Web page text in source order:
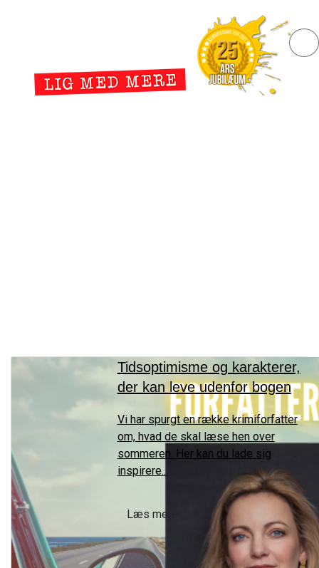
Tidsoptimisme og karakterer,
der kan leve udenfor bogen
Vi har spurgt en række krimiforfatter
om, hvad de skal læse hen over
sommeren. Her kan du lade sig
inspirere...
Læs mere